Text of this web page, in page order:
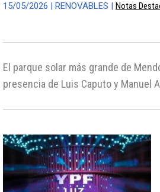
15/05/2026 | RENOVABLES | Notas
El parque solar más grande de
presencia de Luis Caputo y Manuel